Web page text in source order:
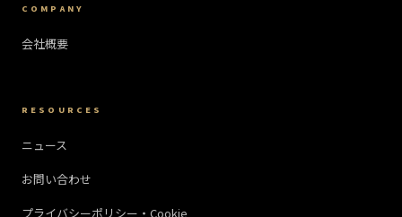
COMPANY
会社概要
RESOURCES
ニュース
お問い合わせ
プライバシーポリシー・Cookie